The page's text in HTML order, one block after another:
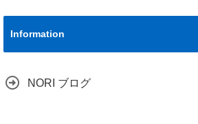
Information
NORI ブログ